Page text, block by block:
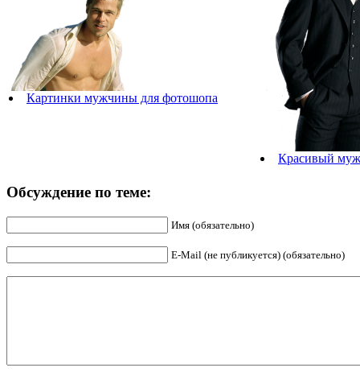
Картинки мужчины для фотошопа
Красивый
Обсуждение по теме:
Имя (обязательно)
E-Mail (не публикуется) (обязательно)